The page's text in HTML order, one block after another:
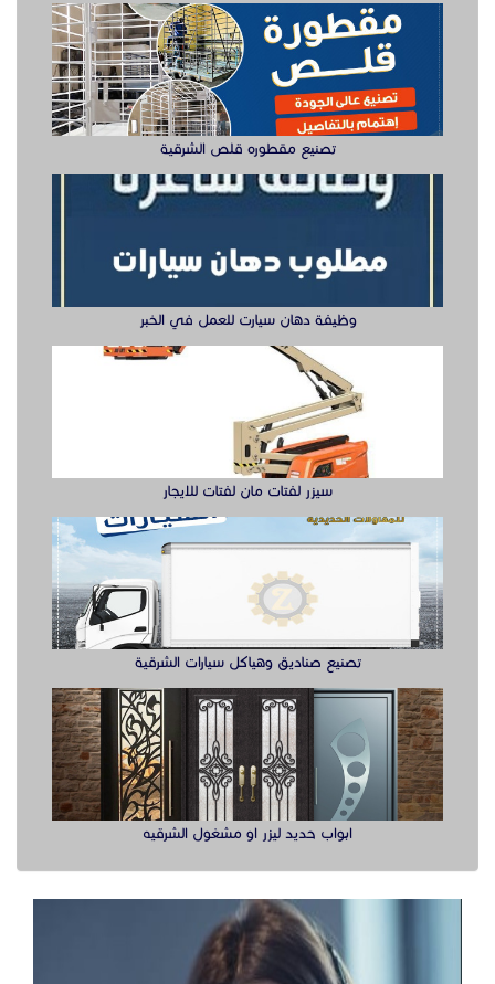
وظيفة دهان سيارت للعمل في الخبر
تصنيع صناديق وهياكل سيارات الشرقية
ابواب حديد ليزر او مشغول الشرقيه